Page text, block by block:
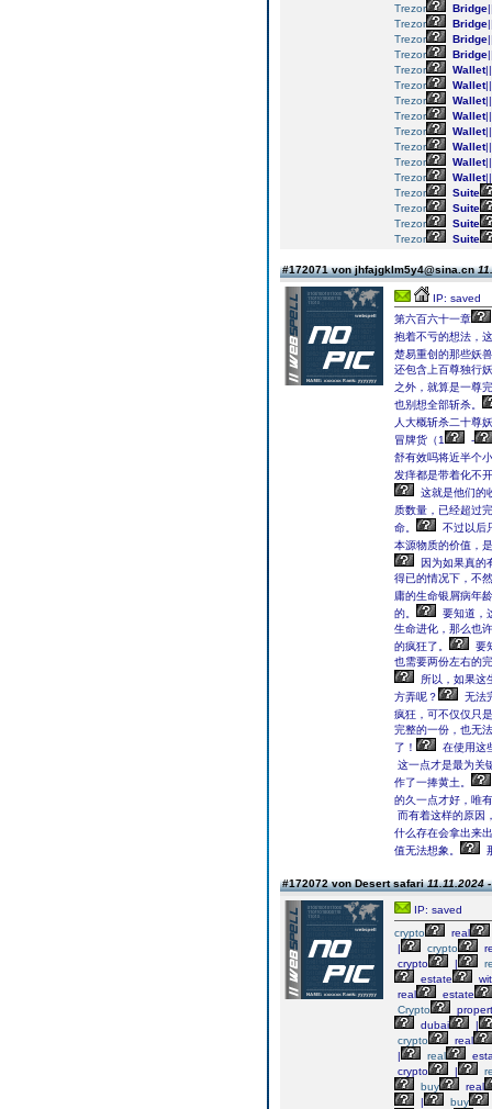
Trezor
Bridge
Trezor
Bridge
Trezor
Bridge
Trezor
Bridge
Trezor
Wallet||
Trezor
Wallet||
Trezor
Wallet||
Trezor
Wallet||
Trezor
Wallet||
Trezor
Wallet||
Trezor
Wallet||
Trezor
Wallet||
Trezor
Suite
Trezor
Suite
Trezor
Suite
Trezor
Suite
#172071 von jhfajgklm5y4@sina.cn
IP: saved
第六百六十一章
抱着不亏的想法，
楚易重创的那些妖
还包含上百尊独行
之外，就算是一尊
也别想全部斩杀。
人大概斩杀二十尊
冒牌货（1
-
舒有效吗将近半个
发痒都是带着化不
这就是他们的
质数量，已经超过
命。
不过以后
本源物质的价值，
因为如果真的
得已的情况下，不
庸的生命银屑病年
的。
要知道，
生命进化，那么也
的疯狂了。
要
也需要两份左右的
所以，如果这
方弄呢？
无法
疯狂，可不仅仅只
完整的一份，也无
了！
在使用这
这一点才是最为关
作了一捧黄土。
的久一点才好，唯
而有着这样的原因
什么存在会拿出来
值无法想象。
#172072 von Desert safari11.11.2024
IP: saved
crypto
real
|
crypto
crypto
|
estate
real
estate
Crypto
dubai
|
crypto
real
|
real
crypto
|
buy
real
|
buy